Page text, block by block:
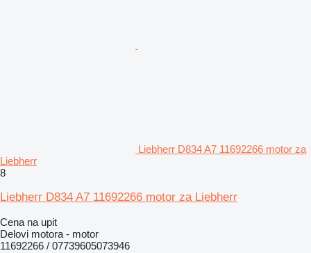
Liebherr D834 A7 11692266 motor za
Liebherr
8
Liebherr D834 A7 11692266 motor za Liebherr
Cena na upit
Delovi motora - motor
11692266 / 07739605073946